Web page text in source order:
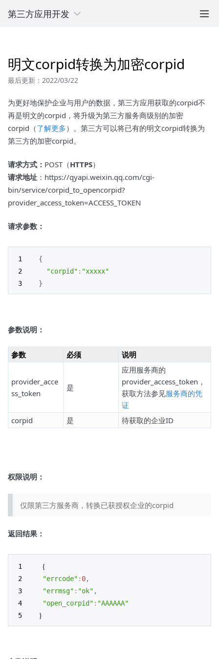
第三方应用开发
明文corpid转换为加密corpid
最后更新：2022/03/22
为更好地保护企业与用户的数据，第三方应用获取的corpid不
再是明文的corpid，将升级为第三方服务商级别的加密
corpid（了解更多）。第三方可以将已有的明文corpid转换为
第三方的加密corpid。
请求方式： POST（HTTPS）
请求地址 ：https://qyapi.weixin.qq.com/cgi-
bin/service/corpid_to_opencorpid?
provider_access_token=ACCESS_TOKEN
请求参数：
{
"corpid" : "xxxxx"
}
参数说明：
参数 必须 说明
provider_acce
ss_token
是
应用服务商的
provider_access_token，
获取方法参见服务商的凭
证
corpid
是 待获取的企业ID
权限说明：
仅限第三方服务商，转换已获授权企业的corpid
返回结果：
｛
"errcode" : 0,
"errmsg" : "ok" ,
"open_corpid" : "AAAAAA"
｝